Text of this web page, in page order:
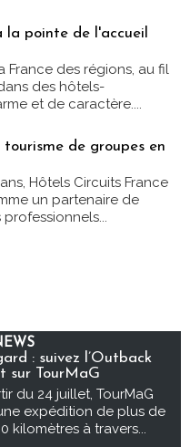
la pointe de l'accueil
France des régions, au fil
des hôtels-
et de caractère....
de groupes en
Hôtels Circuits France
un partenaire de
: suivez l’Outback
sur TourMaG
du 24 juillet, TourMaG
expédition de plus de
kilomètres à travers...